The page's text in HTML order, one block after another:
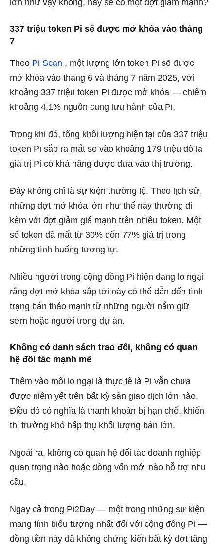
lớn như vậy không, hay sẽ có một đợt giảm mạnh?
337 triệu token Pi sẽ được mở khóa vào tháng
7
Theo Pi Scan , một lượng lớn token Pi sẽ được
mở khóa vào tháng 6 và tháng 7 năm 2025, với
khoảng 337 triệu token Pi được mở khóa — chiếm
khoảng 4,1% nguồn cung lưu hành của Pi.
Trong khi đó, tổng khối lượng hiện tại của 337 triệu
token Pi sắp ra mắt sẽ vào khoảng 179 triệu đô la
giá trị Pi có khả năng được đưa vào thị trường.
Đây không chỉ là sự kiện thường lệ. Theo lịch sử,
những đợt mở khóa lớn như thế này thường đi
kèm với đợt giảm giá mạnh trên nhiều token. Một
số token đã mất từ ​​30% đến 77% giá trị trong
những tình huống tương tự.
Nhiều người trong cộng đồng Pi hiện đang lo ngại
rằng đợt mở khóa sắp tới này có thể dẫn đến tình
trạng bán tháo mạnh từ những người nắm giữ
sớm hoặc người trong dự án.
Không có danh sách trao đổi, không có quan
hệ đối tác mạnh mẽ
Thêm vào mối lo ngại là thực tế là Pi vẫn chưa
được niêm yết trên bất kỳ sàn giao dịch lớn nào.
Điều đó có nghĩa là thanh khoản bị hạn chế, khiến
thị trường khó hấp thụ khối lượng bán lớn.
Ngoài ra, không có quan hệ đối tác doanh nghiệp
quan trọng nào hoặc dòng vốn mới nào hỗ trợ nhu
cầu.
Ngay cả trong Pi2Day — một trong những sự kiện
mang tính biểu tượng nhất đối với cộng đồng Pi —
đồng tiền này đã không chứng kiến ​​bất kỳ đợt tăng